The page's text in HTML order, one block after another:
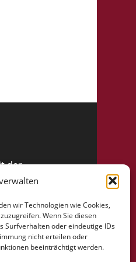
wir Technologien wie Cookies,
Wenn Sie diesen
Surfverhalten oder eindeutige IDs
nicht erteilen oder
beeinträchtigt werden.
der